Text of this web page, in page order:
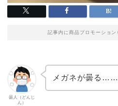
記事内に商品プロモーショ
曇人（どんじ
ん）
メガネが曇る……